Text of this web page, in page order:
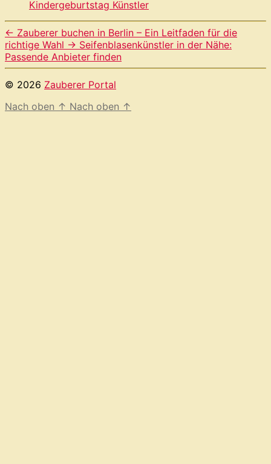
Kindergeburtstag Künstler
← Zauberer buchen in Berlin – Ein Leitfaden für die
richtige Wahl → Seifenblasenkünstler in der Nähe:
Passende Anbieter finden
© 2026 Zauberer Portal
Nach oben ↑ Nach oben ↑